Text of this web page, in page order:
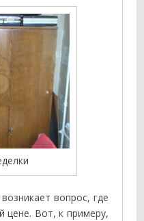
вопрос, где
цене. Вот, к примеру,